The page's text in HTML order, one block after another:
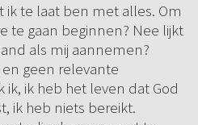
ik te laat ben met alles. Om
te gaan beginnen? Nee lijkt
als mij aannemen?
geen relevante
ik heb het leven dat God
ik heb niets bereikt.